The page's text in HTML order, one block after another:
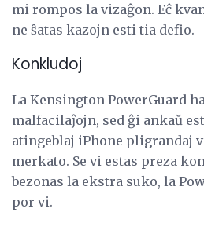
mi rompos la vizaĝon. Eĉ
ne ŝatas kazojn esti tia defio.
Konkludoj
La Kensington PowerGuard
malfacilaĵojn, sed ĝi ankaŭ
atingeblaj iPhone pligrandaj
merkato. Se vi estas preza
bezonas la ekstra suko, la
por vi.